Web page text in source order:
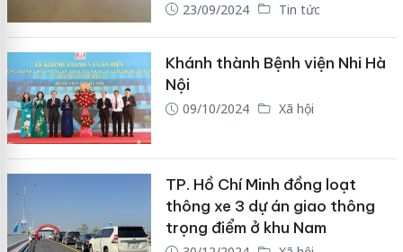
23/09/2024 Tin tức
Khánh thành Bệnh viện Nhi Hà
Nội
09/10/2024 Xã hội
TP. Hồ Chí Minh đồng loạt
thông xe 3 dự án giao thông
trọng điểm ở khu Nam